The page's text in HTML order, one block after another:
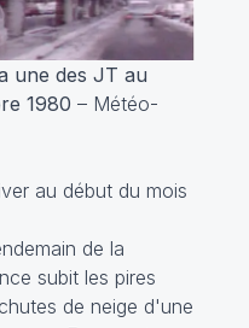
une des JT au
1980 – Météo-
au début du mois
de la
subit les pires
de neige d'une